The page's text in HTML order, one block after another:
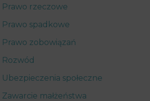
Prawo rzeczowe
Prawo spadkowe
Prawo zobowiązań
Rozwód
Ubezpieczenia społeczne
Zawarcie małżeństwa